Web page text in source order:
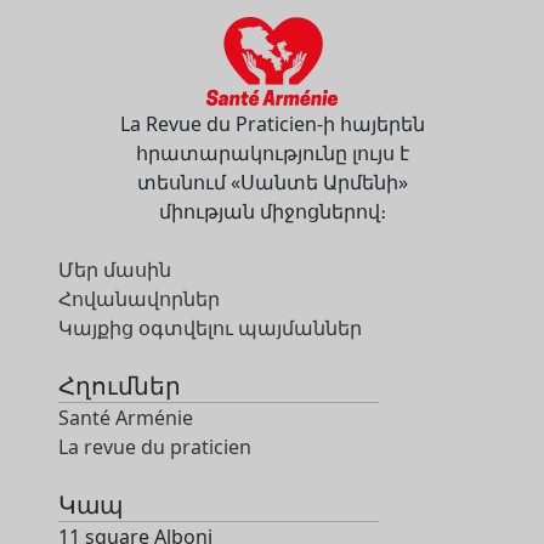
La Revue du Praticien-ի հայերեն
հրատարակությունը լույս է
տեսնում «Սանտե Արմենի»
միության միջոցներով։
Մեր մասին
Հովանավորներ
Կայքից օգտվելու պայմաններ
Հղումներ
Santé Arménie
La revue du praticien
Կապ
11 square Alboni